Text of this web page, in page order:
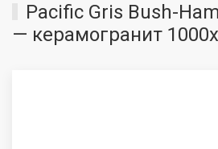
Pacific Gris Bush-
— керамогранит